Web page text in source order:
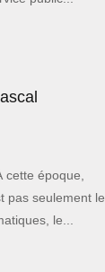
cette époque,
pas seulement le
le...